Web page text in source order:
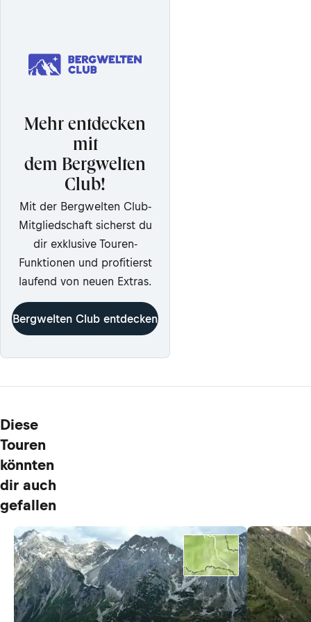
Mehr entdecken
mit
dem Bergwelten
Club!
Mit der Bergwelten Club-
Mitgliedschaft sicherst du
dir exklusive Touren-
Funktionen und profitierst
laufend von neuen Extras.
Bergwelten Club entdecken
Diese
Touren
könnten
dir auch
gefallen